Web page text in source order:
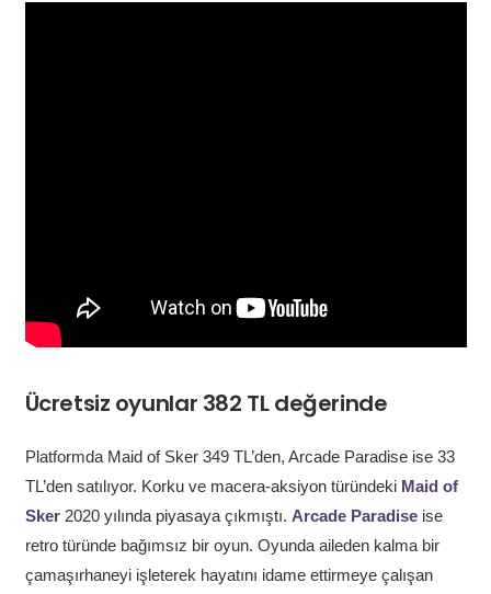
Ücretsiz oyunlar 382 TL değerinde
Platformda Maid of Sker 349 TL’den, Arcade Paradise ise 33
TL’den satılıyor. Korku ve macera-aksiyon türündeki Maid of
Sker2020 yılında piyasaya çıkmıştı. Arcade Paradiseise
retro türünde bağımsız bir oyun. Oyunda aileden kalma bir
çamaşırhaneyi işleterek hayatını idame ettirmeye çalışan